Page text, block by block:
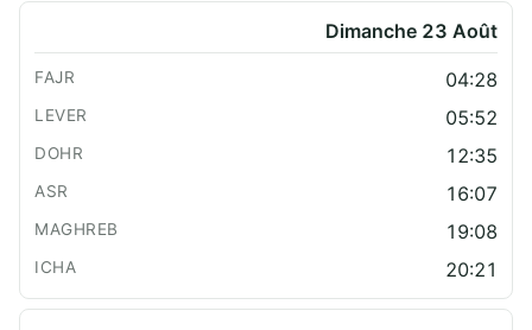
Dimanche 23 Août
04:28
05:52
12:35
16:07
19:08
20:21